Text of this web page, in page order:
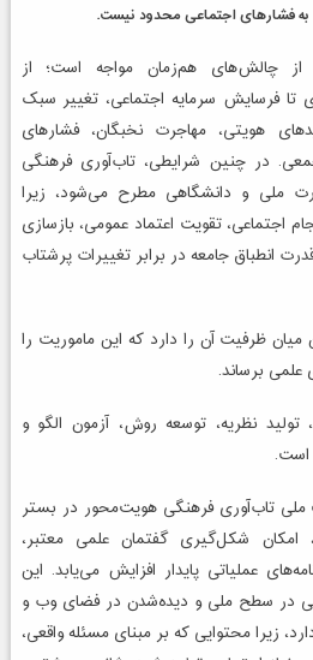
فشارهای اجتماعی محدود نیست.
از چالش‌های هم‌زمان مواجه است؛ از
تا فرسایش سرمایه اجتماعی، تغییر سبک
هویتی، مهاجرت نخبگان، فشارهای
در چنین شرایطی، تاب‌آوری فرهنگی
ملی و دانشگاهی مطرح می‌شود، زیرا
اجتماعی، تقویت اعتماد عمومی، بازسازی
انطباق جامعه در برابر تغییرات پرشتاب
ظرفیت آن را دارد که این ماموریت را
برساند.
تولید نظریه، توسعه روش، آزمون الگو و
است.
ملی تاب‌آوری فرهنگی هویت‌محور در بستر
شکل‌گیری گفتمان علمی معتبر،
عملیاتی پایدار افزایش می‌یابد. این
در سطح ملی و دیده‌شدن در فضای وب و
زیرا محتوایی که بر مبنای مسئله واقعی،